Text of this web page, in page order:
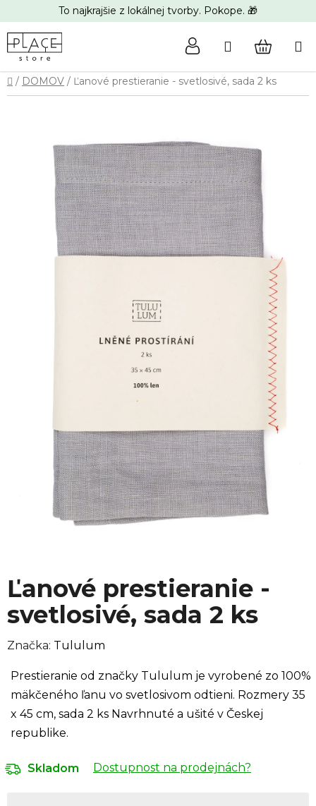
na
obsah
To najkrajšie z lokálnej tvorby. Pokope. 🎁
Hľadať
KOŠÍK
Domov
/ DOMOV / Ľanové prestieranie - svetlosivé, sada 2 ks
Ľanové prestieranie -
svetlosivé, sada 2 ks
Značka: Tululum
Prestieranie od značky Tululum je vyrobené zo 100%
mäkčeného ľanu vo svetlosivom odtieni. Rozmery 35
x 45 cm, sada 2 ks Navrhnuté a ušité v Českej
republike.
Skladom Dostupnost na prodejnách?